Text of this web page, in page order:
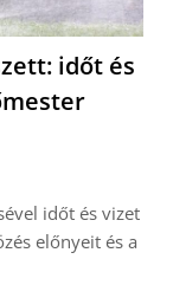
időt és
időt és vizet
előnyeit és a